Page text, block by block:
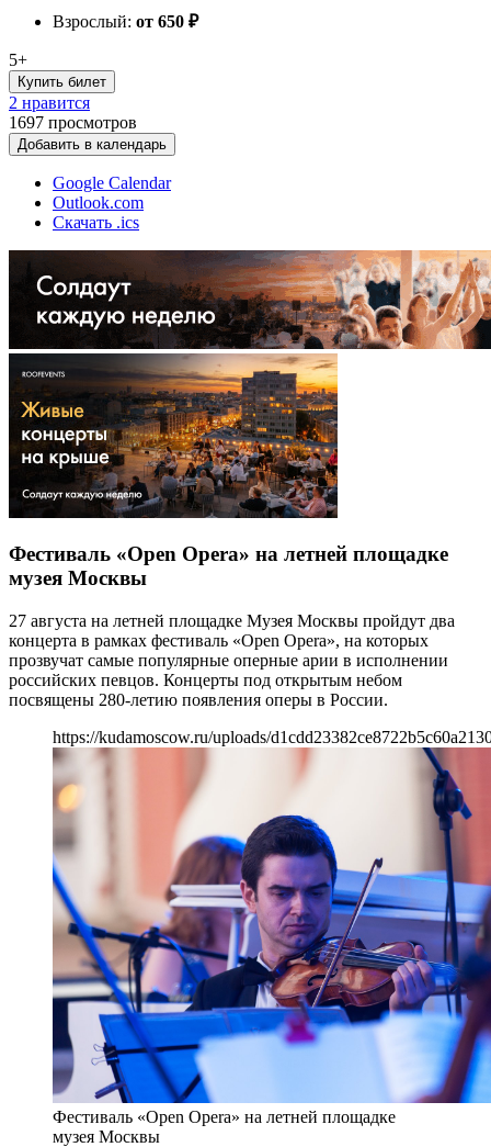
Взрослый: от 650 ₽
5+
Купить билет
2 нравится
1697 просмотров
Добавить в календарь
Google Calendar
Outlook.com
Скачать .ics
Фестиваль «Open Opera» на летней площадке
музея Москвы
27 августа на летней площадке Музея Москвы пройдут два
концерта в рамках фестиваль «Open Opera», на которых
прозвучат самые популярные оперные арии в исполнении
российских певцов. Концерты под открытым небом
посвящены 280-летию появления оперы в России.
https://kudamoscow.ru/uploads/
Фестиваль «Open Opera» на летней площадке
музея Москвы